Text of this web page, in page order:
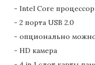
- Intel Core процессор
- 2 порта USB 2.0
- опционально
- HD камера